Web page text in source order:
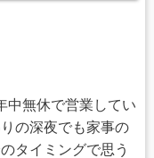
中無休で営業してい
の深夜でも家事の
タイミングで思う